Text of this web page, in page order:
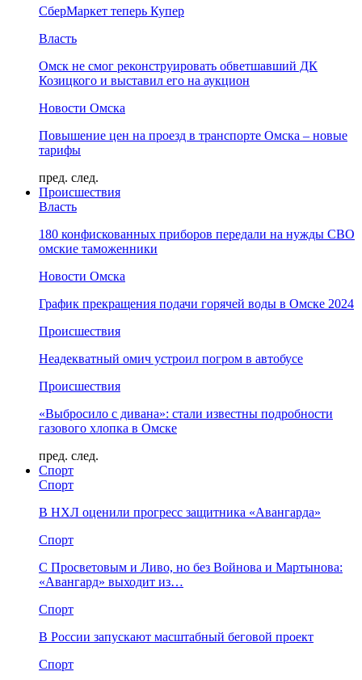
СберМаркет теперь Купер
Власть
Омск не смог реконструировать обветшавший ДК
Козицкого и выставил его на аукцион
Новости Омска
Повышение цен на проезд в транспорте Омска – новые
тарифы
пред. след.
Происшествия
Власть
180 конфискованных приборов передали на нужды СВО
омские таможенники
Новости Омска
График прекращения подачи горячей воды в Омске 2024
Происшествия
Неадекватный омич устроил погром в автобусе
Происшествия
«Выбросило с дивана»: стали известны подробности
газового хлопка в Омске
пред. след.
Спорт
Спорт
В НХЛ оценили прогресс защитника «Авангарда»
Спорт
С Просветовым и Ливо, но без Войнова и Мартынова:
«Авангард» выходит из…
Спорт
В России запускают масштабный беговой проект
Спорт